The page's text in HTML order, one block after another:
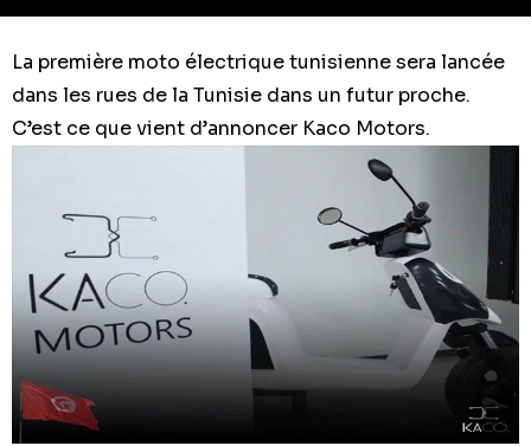
La première moto électrique tunisienne sera lancée
dans les rues de la Tunisie dans un futur proche.
C’est ce que vient d’annoncer Kaco Motors.